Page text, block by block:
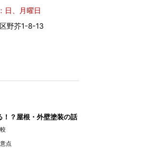
曜日
1-8-13
！？屋根・外壁塗装の話
点